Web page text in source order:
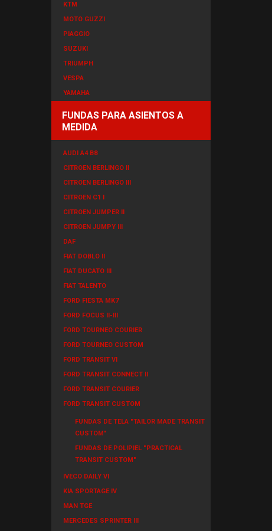
KTM
MOTO GUZZI
PIAGGIO
SUZUKI
TRIUMPH
VESPA
YAMAHA
FUNDAS PARA ASIENTOS A
MEDIDA
AUDI A4 B8
CITROEN BERLINGO II
CITROEN BERLINGO III
CITROEN C1 I
CITROEN JUMPER II
CITROEN JUMPY III
DAF
FIAT DOBLO II
FIAT DUCATO III
FIAT TALENTO
FORD FIESTA MK7
FORD FOCUS II-III
FORD TOURNEO COURIER
FORD TOURNEO CUSTOM
FORD TRANSIT VI
FORD TRANSIT CONNECT II
FORD TRANSIT COURIER
FORD TRANSIT CUSTOM
FUNDAS DE TELA "TAILOR MADE TRANSIT
CUSTOM"
FUNDAS DE POLIPIEL "PRACTICAL
TRANSIT CUSTOM"
IVECO DAILY VI
KIA SPORTAGE IV
MAN TGE
MERCEDES SPRINTER III